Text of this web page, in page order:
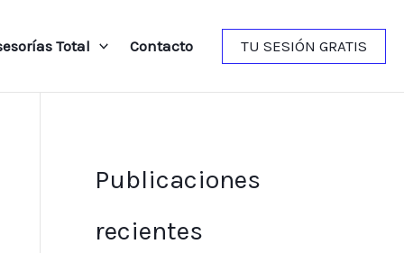
Total Contacto TU SESIÓN GRATIS
Publicaciones
recientes